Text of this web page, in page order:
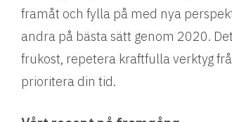
framåt och fylla på med nya
andra på bästa sätt genom 2020.
frukost, repetera kraftfulla verktyg
prioritera din tid.